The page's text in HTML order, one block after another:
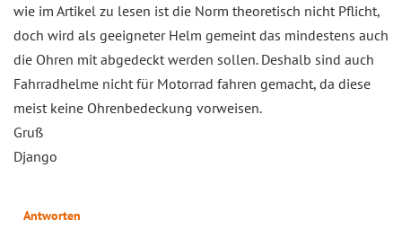
wie im Artikel zu lesen ist die Norm theoretisch nicht Pflicht,
doch wird als geeigneter Helm gemeint das mindestens auch
die Ohren mit abgedeckt werden sollen. Deshalb sind auch
Fahrradhelme nicht für Motorrad fahren gemacht, da diese
meist keine Ohrenbedeckung vorweisen.
Gruß
Django
Antworten